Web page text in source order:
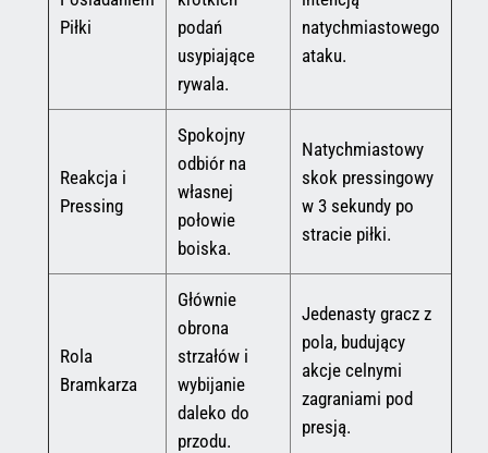
Piłki
podań
usypiające
rywala.
natychmiastowego
ataku.
Reakcja i
Pressing
Spokojny
odbiór na
własnej
połowie
boiska.
Natychmiastowy
skok pressingowy
w 3 sekundy po
stracie piłki.
Rola
Bramkarza
Głównie
obrona
strzałów i
wybijanie
daleko do
przodu.
Jedenasty gracz z
pola, budujący
akcje celnymi
zagraniami pod
presją.